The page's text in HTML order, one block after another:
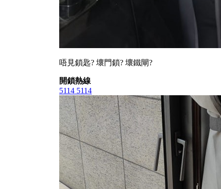
唔見鎖匙? 壞門鎖? 壞鐵閘?
開鎖熱線
5114 5114